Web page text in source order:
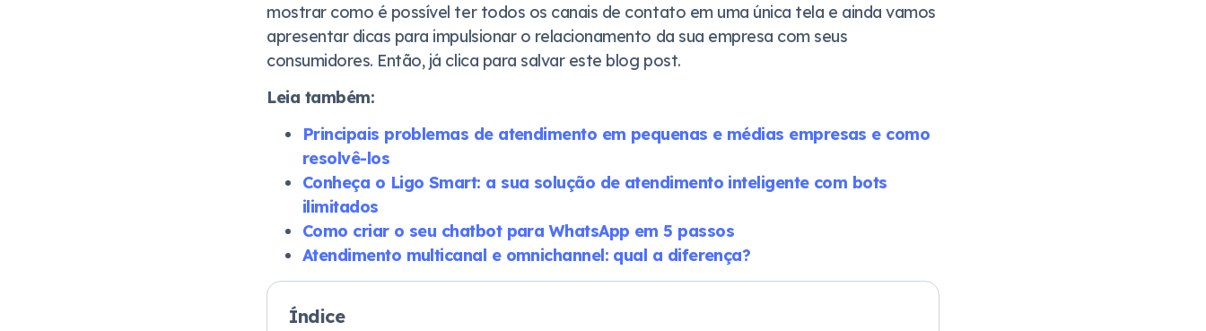
mostrar como é possível ter todos os canais de contato em uma única tela e ainda vamos
apresentar dicas para impulsionar o relacionamento da sua empresa com seus
consumidores. Então, já clica para salvar este blog post.
Leia também:
Principais problemas de atendimento em pequenas e médias empresas e como
resolvê-los
Conheça o Ligo Smart: a sua solução de atendimento inteligente com bots
ilimitados
Como criar o seu chatbot para WhatsApp em 5 passos
Atendimento multicanal e omnichannel: qual a diferença?
Índice